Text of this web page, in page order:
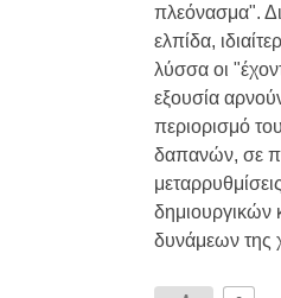
πλεόνασμα".
ελπίδα,
λύσσα οι
εξουσία
περιορισμό
δαπανών, σε
δημιουργικών
δυνάμεων της